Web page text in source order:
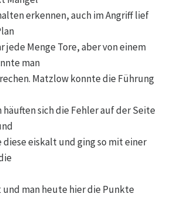
erkennen, auch im Angriff lief
jede Menge Tore, aber von einem
man
Matzlow konnte die Führung
sich die Fehler auf der Seite
eiskalt und ging so mit einer
und man heute hier die Punkte